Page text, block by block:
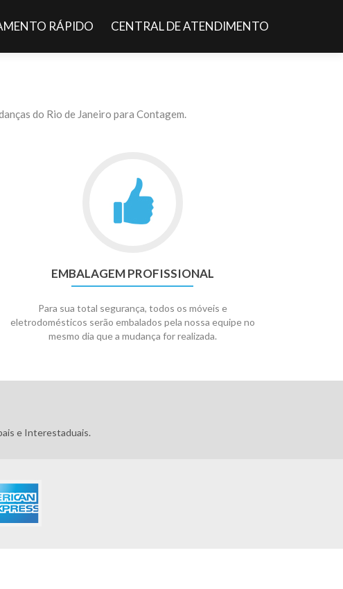
RÁPIDO CENTRAL DE ATENDIMENTO
do Rio de Janeiro para Contagem.
EMBALAGEM PROFISSIONAL
Para sua total segurança, todos os móveis e
eletrodomésticos serão embalados pela nossa equipe no
mesmo dia que a mudança for realizada.
e Interestaduais.